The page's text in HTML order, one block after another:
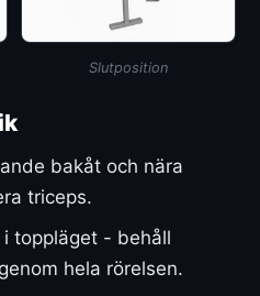
Slutposition
bakåt och nära
triceps.
toppläget - behåll
hela rörelsen.